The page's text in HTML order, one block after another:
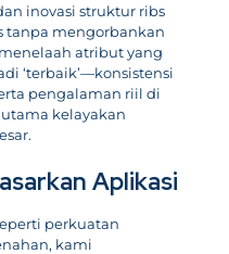
inovasi struktur ribs
mengorbankan
atribut yang
‘terbaik’—konsistensi
pengalaman riil di
kelayakan
Aplikasi
perkuatan
kami